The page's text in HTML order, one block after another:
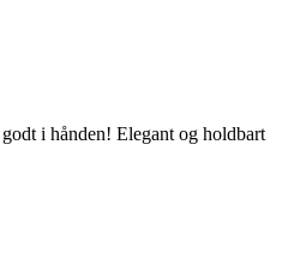
i hånden! Elegant og holdbart